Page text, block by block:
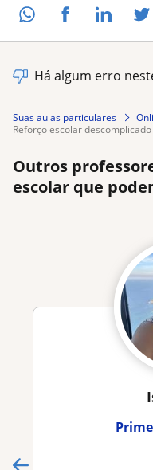
Há algum erro
Suas aulas particulares
reforço escolar
Outros
escolar que